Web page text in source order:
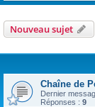
Nouveau sujet
Chaîne de
Dernier
Réponses : 9